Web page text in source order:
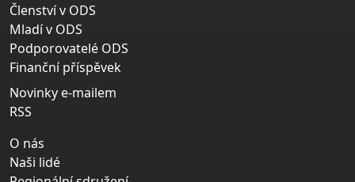
Členství v ODS
Mladí v ODS
Podporovatelé ODS
Finanční příspěvek
Novinky e-mailem
RSS
O nás
Naši lidé